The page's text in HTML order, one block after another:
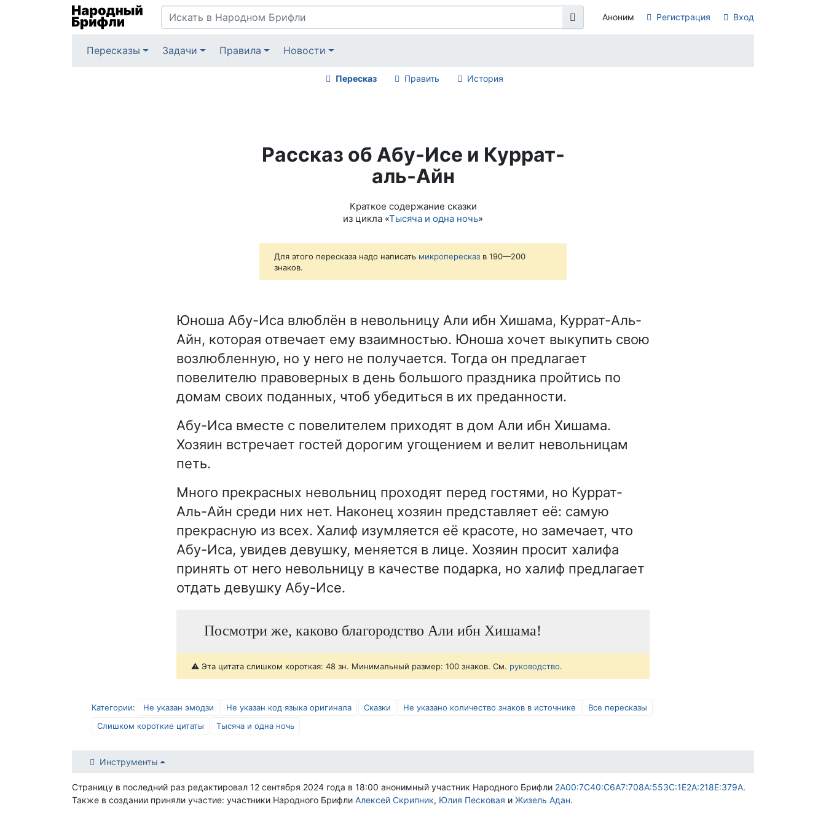
Аноним Регистрация Вход
Пересказы Задачи Правила Новости
Пересказ Править История
Рассказ об Абу-Исе и Куррат-
аль-Айн
Краткое содержание сказки
из цикла «Тысяча и одна ночь»
Для этого пересказа надо написать микропересказ в 190—200
знаков.
Юноша Абу-Иса влюблён в невольницу Али ибн Хишама, Куррат-Аль-
Айн, которая отвечает ему взаимностью. Юноша хочет выкупить свою
возлюбленную, но у него не получается. Тогда он предлагает
повелителю правоверных в день большого праздника пройтись по
домам своих поданных, чтоб убедиться в их преданности.
Абу-Иса вместе с повелителем приходят в дом Али ибн Хишама.
Хозяин встречает гостей дорогим угощением и велит невольницам
петь.
Много прекрасных невольниц проходят перед гостями, но Куррат-
Аль-Айн среди них нет. Наконец хозяин представляет её: самую
прекрасную из всех. Халиф изумляется её красоте, но замечает, что
Абу-Иса, увидев девушку, меняется в лице. Хозяин просит халифа
принять от него невольницу в качестве подарка, но халиф предлагает
отдать девушку Абу-Исе.
Посмотри же, каково благородство Али ибн Хишама!
⚠️ Эта цитата слишком короткая: 48 зн. Минимальный размер: 100 знаков. См. руководство.
Категории: Не указан эмодзи Не указан код языка оригинала Сказки Не указано количество знаков в источнике
Все пересказы
Слишком короткие цитаты
Тысяча и одна ночь
Инструменты
Страницу в последний раз редактировал 12 сентября 2024 года в 18:00 анонимный участник Народного Брифли 2A00:7C40:C6A7:708A:553C:1E2A:218E:379A.
Также в создании приняли участие: участники Народного Брифли Алексей Скрипник, Юлия Песковая и Жизель Адан.